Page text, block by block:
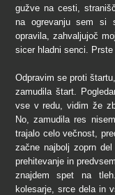
gužve na cesti,
na ogrevanju sem si
opravila, zahvaljujoč
sicer hladni senci.
Odpravim se proti
zamudila štart.
vse v redu, vidim že
No, zamudila res
trajalo celo večnost,
začne najbolj zoprn
prehitevanje in
znajdem spet na
kolesarje, srce dela in